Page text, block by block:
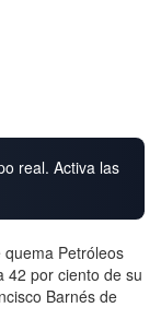
real. Activa las
Petróleos
42 por ciento de su
Barnés de